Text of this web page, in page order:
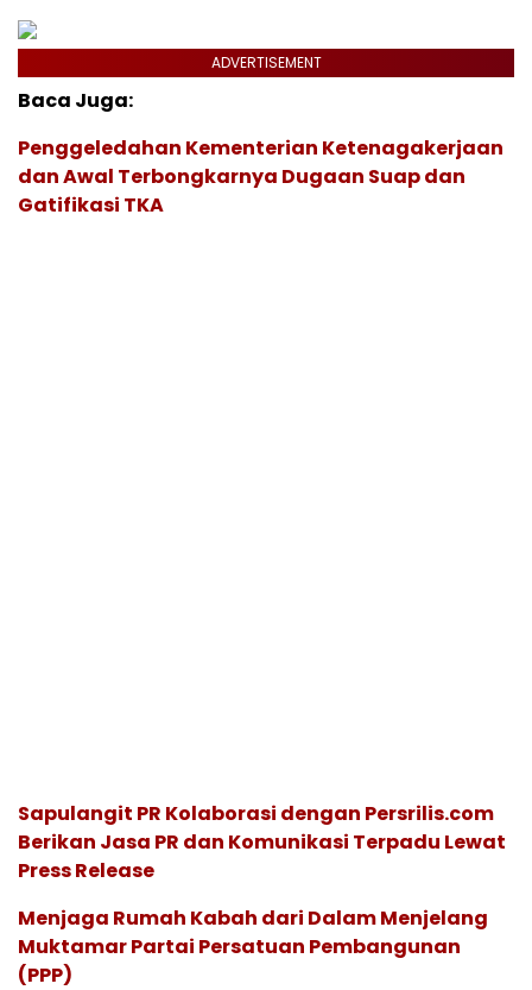
ADVERTISEMENT
Baca Juga:
Penggeledahan Kementerian Ketenagakerjaan
dan Awal Terbongkarnya Dugaan Suap dan
Gatifikasi TKA
Sapulangit PR Kolaborasi dengan Persrilis.com
Berikan Jasa PR dan Komunikasi Terpadu Lewat
Press Release
Menjaga Rumah Kabah dari Dalam Menjelang
Muktamar Partai Persatuan Pembangunan
(PPP)